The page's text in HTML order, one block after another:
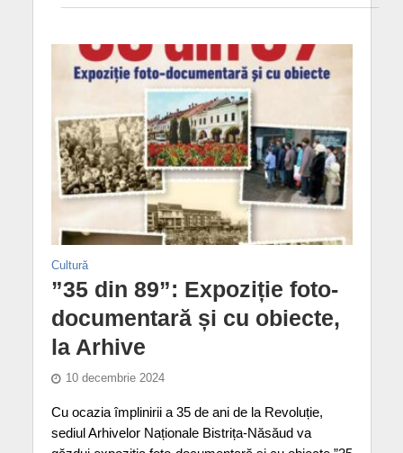
Cultură
”35 din 89”: Expoziție foto-
documentară și cu obiecte,
la Arhive
10 decembrie 2024
Cu ocazia împlinirii a 35 de ani de la Revoluție,
sediul Arhivelor Naționale Bistrița-Năsăud va